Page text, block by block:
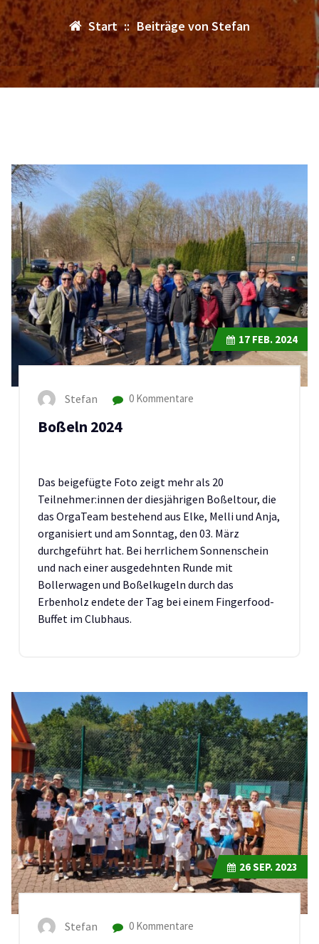
Start :: Beiträge von Stefan
17 FEB. 2024
Stefan 0 Kommentare
Boßeln 2024
Das beigefügte Foto zeigt mehr als 20
Teilnehmer:innen der diesjährigen Boßeltour, die
das OrgaTeam bestehend aus Elke, Melli und Anja,
organisiert und am Sonntag, den 03. März
durchgeführt hat. Bei herrlichem Sonnenschein
und nach einer ausgedehnten Runde mit
Bollerwagen und Boßelkugeln durch das
Erbenholz endete der Tag bei einem Fingerfood-
Buffet im Clubhaus.
26SEP. 2023
Stefan 0 Kommentare